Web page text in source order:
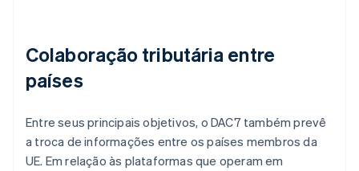
Colaboração tributária entre
países
Entre seus principais objetivos, o DAC7 também prevê
a troca de informações entre os países membros da
UE. Em relação às plataformas que operam em